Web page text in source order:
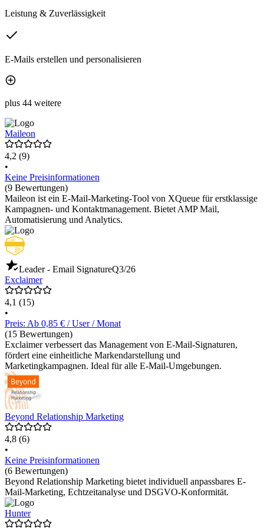
Leistung & Zuverlässigkeit
E-Mails erstellen und personalisieren
plus 44 weitere
Maileon
4,2 (9)
•
Keine Preisinformationen
(9 Bewertungen)
Maileon ist ein E-Mail-Marketing-Tool von XQueue für erstklassige
Kampagnen- und Kontaktmanagement. Bietet AMP Mail,
Automatisierung und Analytics.
Leader - Email SignatureQ3/26
Exclaimer
4,1 (15)
•
Preis: Ab 0,85 € / User / Monat
(15 Bewertungen)
Exclaimer verbessert das Management von E-Mail-Signaturen,
fördert eine einheitliche Markendarstellung und
Marketingkampagnen. Ideal für alle E-Mail-Umgebungen.
Beyond Relationship Marketing
4,8 (6)
•
Keine Preisinformationen
(6 Bewertungen)
Beyond Relationship Marketing bietet individuell anpassbares E-
Mail-Marketing, Echtzeitanalyse und DSGVO-Konformität.
Hunter